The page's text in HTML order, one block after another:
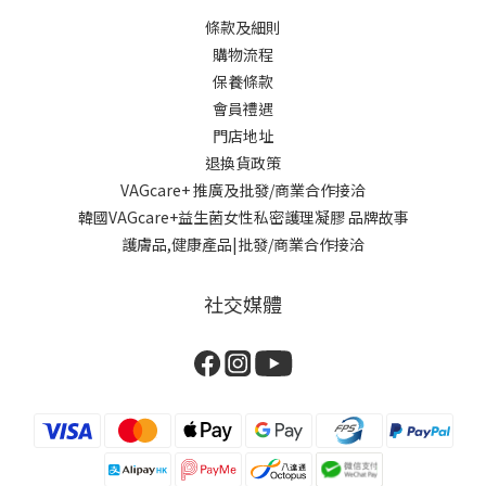
條款及細則
購物流程
保養條款
會員禮遇
門店地址
退換貨政策
VAGcare+ 推廣及批發/商業合作接洽
韓國VAGcare+益生菌女性私密護理凝膠 品牌故事
護膚品,健康產品|批發/商業合作接洽
社交媒體